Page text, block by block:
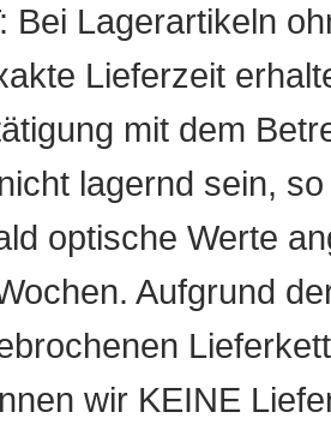
Bei Lagerartikeln
Lieferzeit
mit dem
lagernd sein,
optische Werte
Aufgrund
wir KEINE